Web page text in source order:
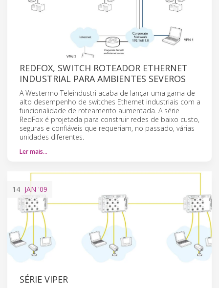
REDFOX, SWITCH ROTEADOR ETHERNET
INDUSTRIAL PARA AMBIENTES SEVEROS
A Westermo Teleindustri acaba de lançar uma gama de
alto desempenho de switches Ethernet industriais com a
funcionalidade de roteamento aumentada. A série
RedFox é projetada para construir redes de baixo custo,
seguras e confiáveis que requeriam, no passado, várias
unidades diferentes.
Ler mais…
14 JAN '09
SÉRIE VIPER